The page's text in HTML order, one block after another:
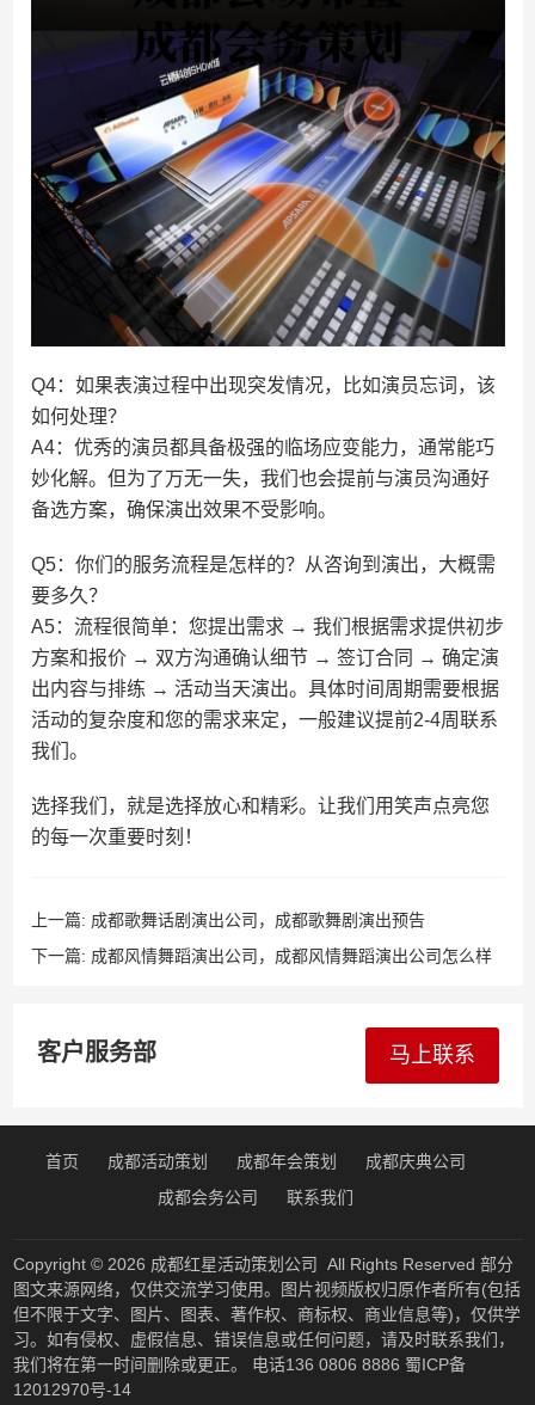
Q4：如果表演过程中出现突发情况，比如演员忘词，该
如何处理？
A4：优秀的演员都具备极强的临场应变能力，通常能巧
妙化解。但为了万无一失，我们也会提前与演员沟通好
备选方案，确保演出效果不受影响。
Q5：你们的服务流程是怎样的？从咨询到演出，大概需
要多久？
A5：流程很简单：您提出需求 → 我们根据需求提供初步
方案和报价 → 双方沟通确认细节 → 签订合同 → 确定演
出内容与排练 → 活动当天演出。具体时间周期需要根据
活动的复杂度和您的需求来定，一般建议提前2-4周联系
我们。
选择我们，就是选择放心和精彩。让我们用笑声点亮您
的每一次重要时刻！
上一篇: 成都歌舞话剧演出公司，成都歌舞剧演出预告
下一篇: 成都风情舞蹈演出公司，成都风情舞蹈演出公司怎么样
客户服务部 马上联系
首页 成都活动策划 成都年会策划
成都庆典公司
成都会务公司
联系我们
Copyright © 2026 成都红星活动策划公司 All Rights Reserved 部分
图文来源网络，仅供交流学习使用。图片视频版权归原作者所有(包括
但不限于文字、图片、图表、著作权、商标权、商业信息等)，仅供学
习。如有侵权、虚假信息、错误信息或任何问题，请及时联系我们，
我们将在第一时间删除或更正。 电话136 0806 8886 蜀ICP备
12012970号-14